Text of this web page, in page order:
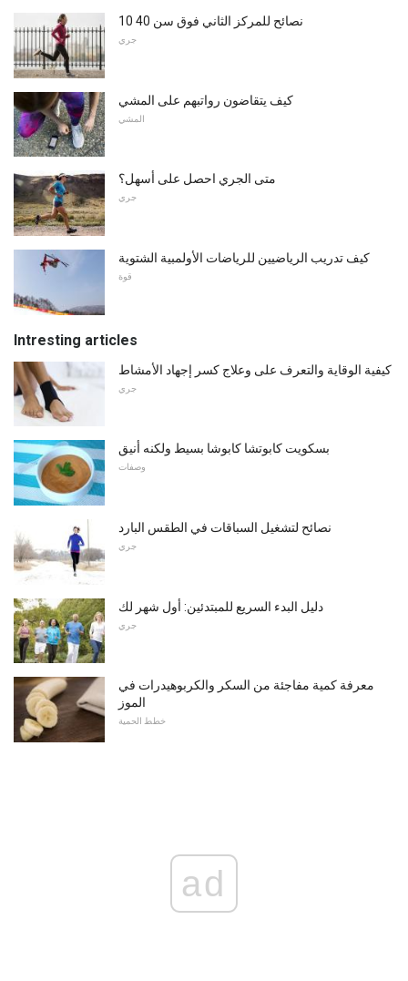
10 نصائح للمركز الثاني فوق سن 40
جري
كيف يتقاضون رواتبهم على المشي
المشي
متى الجري احصل على أسهل؟
جري
كيف تدريب الرياضيين للرياضات الأولمبية الشتوية
قوة
Intresting articles
كيفية الوقاية والتعرف على وعلاج كسر إجهاد الأمشاط
جري
بسكويت كابوتشا كابوشا بسيط ولكنه أنيق
وصفات
نصائح لتشغيل السباقات في الطقس البارد
جري
دليل البدء السريع للمبتدئين: أول شهر لك
جري
معرفة كمية مفاجئة من السكر والكربوهيدرات في
الموز
خطط الحمية
ad